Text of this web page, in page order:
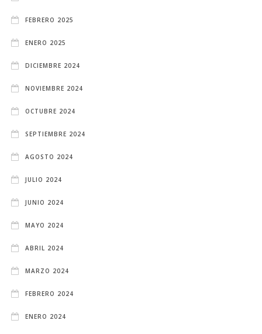
FEBRERO 2025
ENERO 2025
DICIEMBRE 2024
NOVIEMBRE 2024
OCTUBRE 2024
SEPTIEMBRE 2024
AGOSTO 2024
JULIO 2024
JUNIO 2024
MAYO 2024
ABRIL 2024
MARZO 2024
FEBRERO 2024
ENERO 2024